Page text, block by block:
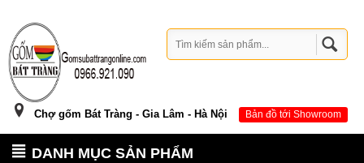
Chợ gốm Bát Tràng - Gia Lâm - Hà Nội Bản đồ tới Showroom
DANH MỤC SẢN PHẨM